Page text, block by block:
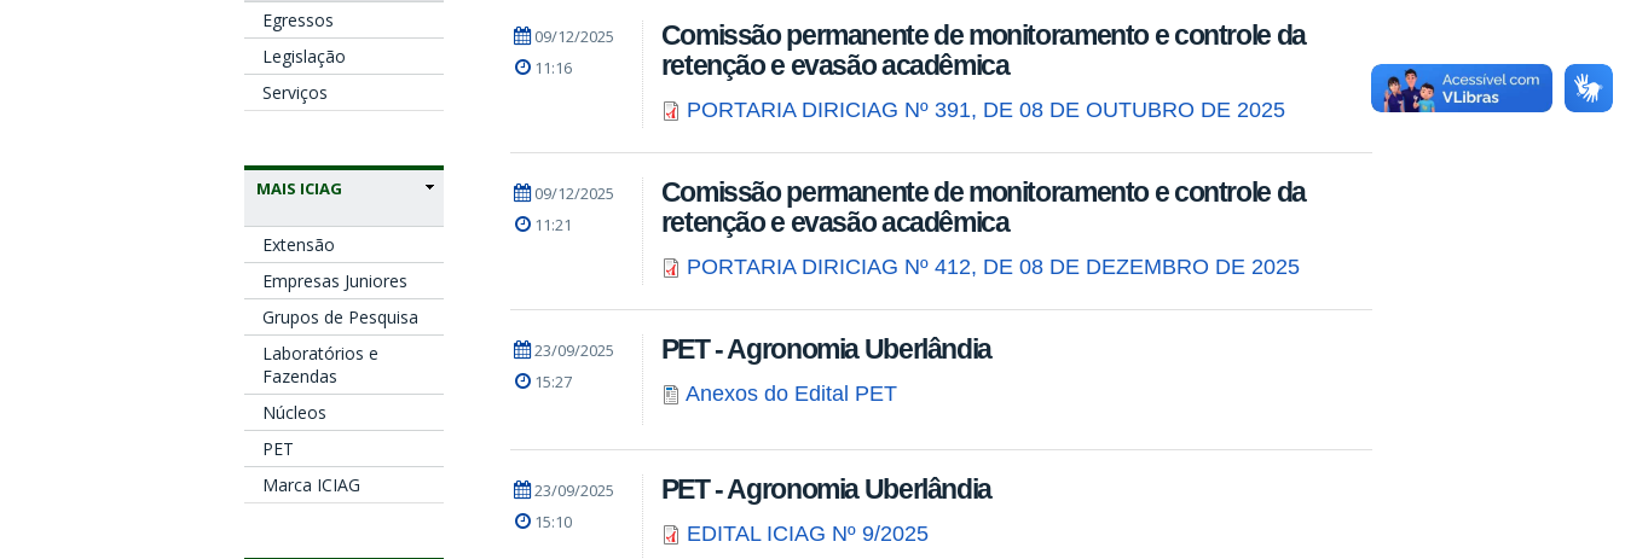
Egressos
Legislação
Serviços
MAIS ICIAG
Extensão
Empresas Juniores
Grupos de Pesquisa
Laboratórios e
Fazendas
Núcleos
PET
Marca ICIAG
09/12/2025
11:16
Comissão permanente de monitoramento e controle da
retenção e evasão acadêmica
PORTARIA DIRICIAG Nº 391, DE 08 DE OUTUBRO DE 2025
09/12/2025
11:21
Comissão permanente de monitoramento e controle da
retenção e evasão acadêmica
PORTARIA DIRICIAG Nº 412, DE 08 DE DEZEMBRO DE 2025
23/09/2025
15:27
PET - Agronomia Uberlândia
Anexos do Edital PET
23/09/2025
15:10
PET - Agronomia Uberlândia
EDITAL ICIAG Nº 9/2025